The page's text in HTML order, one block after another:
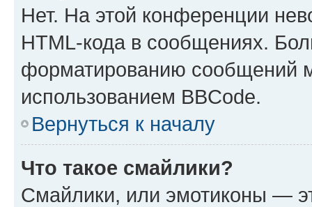
Нет. На этой конференции
HTML-кода в сообщениях.
форматированию сообщений
использованием BBCode.
Вернуться к началу
Что такое смайлики?
Смайлики, или эмотиконы —